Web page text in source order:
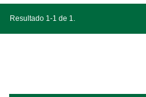
Resultado 1-1 de 1.